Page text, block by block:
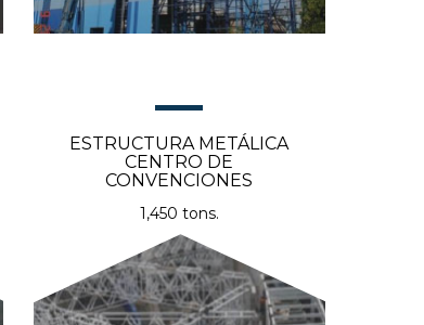
ESTRUCTURA METÁLICA
CENTRO DE
CONVENCIONES
1,450 tons.